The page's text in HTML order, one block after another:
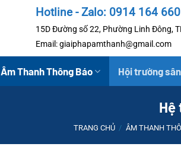
Hotline - Zalo: 0914 164 660
15D Đường số 22, Phường Linh Đông,
Email: giaiphapamthanh@gmail.com
Âm Thanh Thông Báo Hội trường
Hệ
TRANG CHỦ / ÂM THANH